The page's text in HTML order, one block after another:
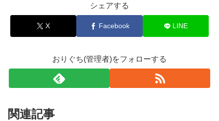
シェアする
X Facebook LINE
おりぐち(管理者)をフォローする
関連記事